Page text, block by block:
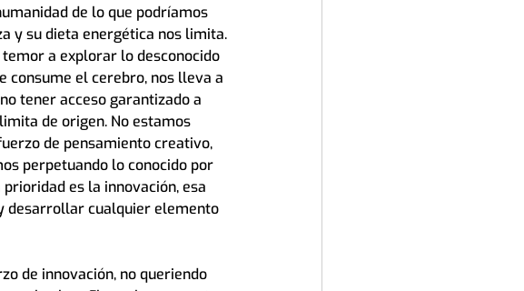
de lo que podríamos
y su dieta energética nos limita.
a explorar lo desconocido
consume el cerebro, nos lleva a
tener acceso garantizado a
de origen. No estamos
de pensamiento creativo,
perpetuando lo conocido por
es la innovación, esa
desarrollar cualquier elemento
de innovación, no queriendo